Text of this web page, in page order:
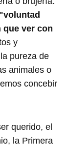
que ver con
y
pureza de
animales o
concebir
querido, el
la Primera